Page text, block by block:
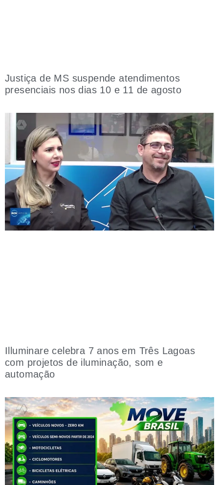
Justiça de MS suspende atendimentos
presenciais nos dias 10 e 11 de agosto
Illuminare celebra 7 anos em Três Lagoas
com projetos de iluminação, som e
automação